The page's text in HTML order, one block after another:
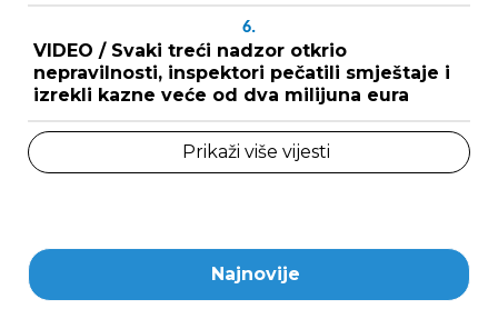
6.
VIDEO / Svaki treći nadzor otkrio
nepravilnosti, inspektori pečatili smještaje i
izrekli kazne veće od dva milijuna eura
Prikaži više vijesti
Najnovije